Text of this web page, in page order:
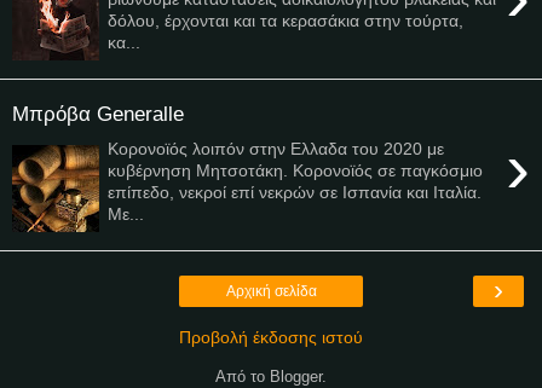
δόλου, έρχονται και τα κερασάκια στην τούρτα,
κα...
Μπρόβα Generalle
›
Κορονοϊός λοιπόν στην Ελλαδα του 2020 με
κυβέρνηση Μητσοτάκη. Κορονοϊός σε παγκόσμιο
επίπεδο, νεκροί επί νεκρών σε Ισπανία και Ιταλία.
Με...
›
Αρχική σελίδα
Προβολή έκδοσης ιστού
Από το Blogger.